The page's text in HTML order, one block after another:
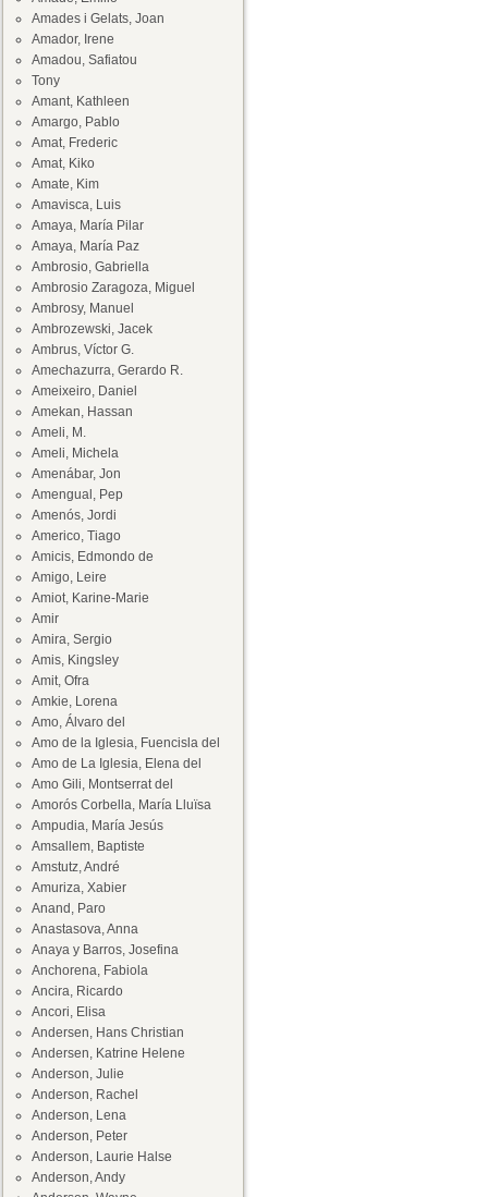
Amades i Gelats, Joan
Amador, Irene
Amadou, Safiatou
Tony
Amant, Kathleen
Amargo, Pablo
Amat, Frederic
Amat, Kiko
Amate, Kim
Amavisca, Luis
Amaya, María Pilar
Amaya, María Paz
Ambrosio, Gabriella
Ambrosio Zaragoza, Miguel
Ambrosy, Manuel
Ambrozewski, Jacek
Ambrus, Víctor G.
Amechazurra, Gerardo R.
Ameixeiro, Daniel
Amekan, Hassan
Ameli, M.
Ameli, Michela
Amenábar, Jon
Amengual, Pep
Amenós, Jordi
Americo, Tiago
Amicis, Edmondo de
Amigo, Leire
Amiot, Karine-Marie
Amir
Amira, Sergio
Amis, Kingsley
Amit, Ofra
Amkie, Lorena
Amo, Álvaro del
Amo de la Iglesia, Fuencisla del
Amo de La Iglesia, Elena del
Amo Gili, Montserrat del
Amorós Corbella, María Lluïsa
Ampudia, María Jesús
Amsallem, Baptiste
Amstutz, André
Amuriza, Xabier
Anand, Paro
Anastasova, Anna
Anaya y Barros, Josefina
Anchorena, Fabiola
Ancira, Ricardo
Ancori, Elisa
Andersen, Hans Christian
Andersen, Katrine Helene
Anderson, Julie
Anderson, Rachel
Anderson, Lena
Anderson, Peter
Anderson, Laurie Halse
Anderson, Andy